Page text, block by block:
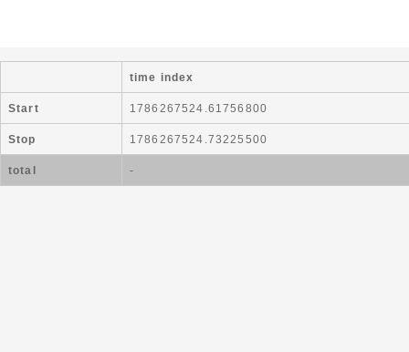
time index
Start 1786267524.61756800
Stop 1786267524.73225500
total -